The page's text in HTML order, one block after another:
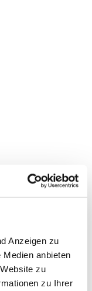
Anzeigen zu
anbieten
zu
zu Ihrer